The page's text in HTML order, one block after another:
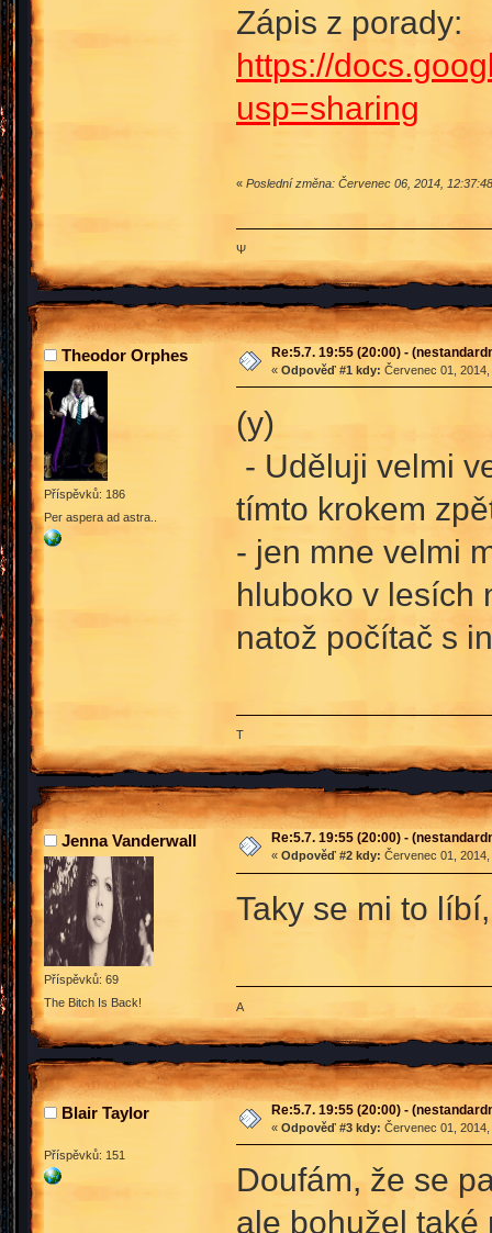
Zápis z porady:
https://
usp=sharing
« Poslední změna: Červenec 06, 2014,
Ψ
Theodor Orphes
Příspěvků: 186
Per aspera ad astra..
Re:5.7. 19:55 (20:00) -
« Odpověď #1 kdy: Červenec 01,
(y)
- Uděluji velmi
tímto krokem
- jen mne velmi
hluboko v lesích
natož počítač s
T
Jenna Vanderwall
Příspěvků: 69
The Bitch Is Back!
Re:5.7. 19:55 (20:00) -
« Odpověď #2 kdy: Červenec 01,
Taky se mi to
A
Blair Taylor
Příspěvků: 151
Re:5.7. 19:55 (20:00) -
« Odpověď #3 kdy: Červenec 01,
Doufám, že se
ale bohužel také